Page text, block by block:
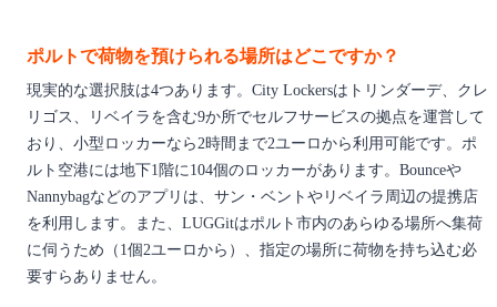
ポルトで荷物を預けられる場所はどこですか？
現実的な選択肢は4つあります。City Lockersはトリンダーデ、クレ
リゴス、リベイラを含む9か所でセルフサービスの拠点を運営して
おり、小型ロッカーなら2時間まで2ユーロから利用可能です。ポ
ルト空港には地下1階に104個のロッカーがあります。Bounceや
Nannybagなどのアプリは、サン・ベントやリベイラ周辺の提携店
を利用します。また、LUGGitはポルト市内のあらゆる場所へ集荷
に伺うため（1個2ユーロから）、指定の場所に荷物を持ち込む必
要すらありません。